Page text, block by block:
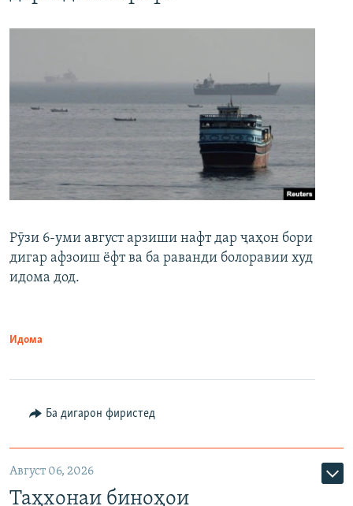
Рӯзи 6-уми август арзиши нафт дар ҷаҳон бори
дигар афзоиш ёфт ва ба раванди болоравии худ
идома дод.
Идома
Ба дигарон фиристед
Август 06, 2026
Таҳхонаи биноҳои